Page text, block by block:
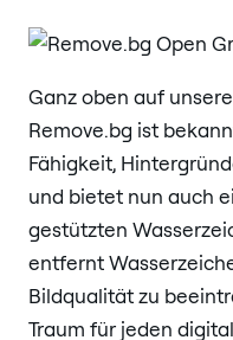
Ganz oben auf
Remove.bg ist
Fähigkeit,
und bietet nun auch
gestützten
entfernt
Bildqualität zu
Traum für jeden